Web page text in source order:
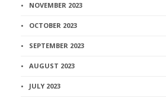
NOVEMBER 2023
OCTOBER 2023
SEPTEMBER 2023
AUGUST 2023
JULY 2023